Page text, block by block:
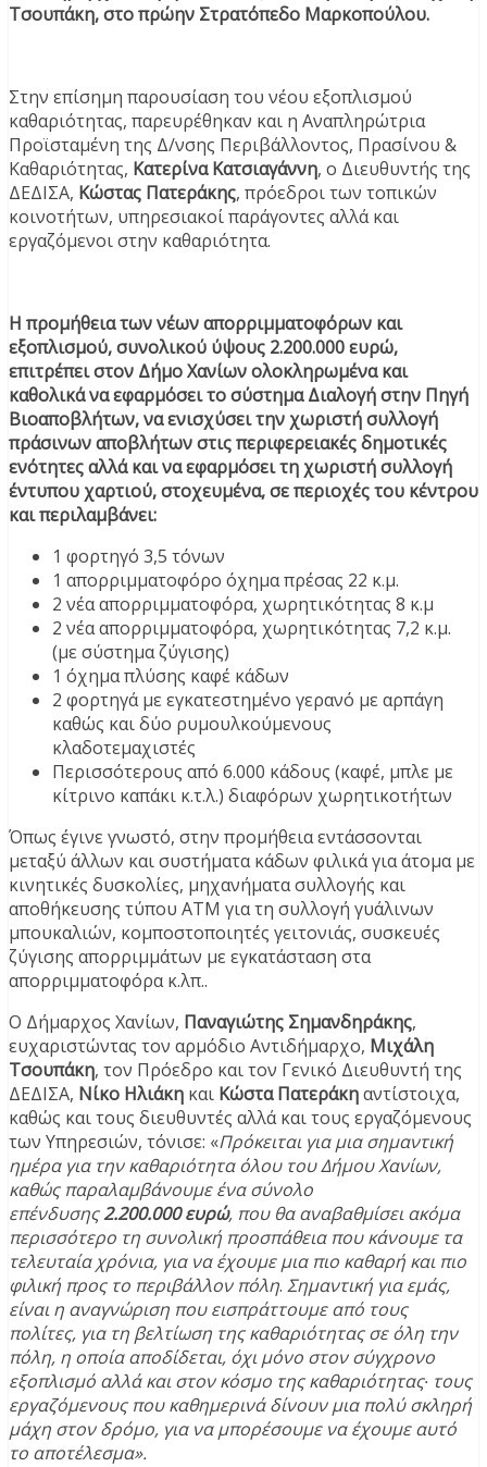
Τσουπάκη, στο πρώην Στρατόπεδο Μαρκοπούλου.
Στην επίσημη παρουσίαση του νέου εξοπλισμού
καθαριότητας, παρευρέθηκαν και η Αναπληρώτρια
Προϊσταμένη της Δ/νσης Περιβάλλοντος, Πρασίνου &
Καθαριότητας, Κατερίνα Κατσιαγάννη, ο Διευθυντής της
ΔΕΔΙΣΑ, Κώστας Πατεράκης, πρόεδροι των τοπικών
κοινοτήτων, υπηρεσιακοί παράγοντες αλλά και
εργαζόμενοι στην καθαριότητα.
Η προμήθεια των νέων απορριμματοφόρων και
εξοπλισμού, συνολικού ύψους 2.200.000 ευρώ,
επιτρέπει στον Δήμο Χανίων ολοκληρωμένα και
καθολικά να εφαρμόσει το σύστημα Διαλογή στην Πηγή
Βιοαποβλήτων, να ενισχύσει την χωριστή συλλογή
πράσινων αποβλήτων στις περιφερειακές δημοτικές
ενότητες αλλά και να εφαρμόσει τη χωριστή συλλογή
έντυπου χαρτιού, στοχευμένα, σε περιοχές του κέντρου
και περιλαμβάνει:
1 φορτηγό 3,5 τόνων
1 απορριμματοφόρο όχημα πρέσας 22 κ.μ.
2 νέα απορριμματοφόρα, χωρητικότητας 8 κ.μ
2 νέα απορριμματοφόρα, χωρητικότητας 7,2 κ.μ.
(με σύστημα ζύγισης)
1 όχημα πλύσης καφέ κάδων
2 φορτηγά με εγκατεστημένο γερανό με αρπάγη
καθώς και δύο ρυμουλκούμενους
κλαδοτεμαχιστές
Περισσότερους από 6.000 κάδους (καφέ, μπλε με
κίτρινο καπάκι κ.τ.λ.) διαφόρων χωρητικοτήτων
Όπως έγινε γνωστό, στην προμήθεια εντάσσονται
μεταξύ άλλων και συστήματα κάδων φιλικά για άτομα με
κινητικές δυσκολίες, μηχανήματα συλλογής και
αποθήκευσης τύπου ΑΤΜ για τη συλλογή γυάλινων
μπουκαλιών, κομποστοποιητές γειτονιάς, συσκευές
ζύγισης απορριμμάτων με εγκατάσταση στα
απορριμματοφόρα κ.λπ..
Ο Δήμαρχος Χανίων, Παναγιώτης Σημανδηράκης,
ευχαριστώντας τον αρμόδιο Αντιδήμαρχο, Μιχάλη
Τσουπάκη, τον Πρόεδρο και τον Γενικό Διευθυντή της
ΔΕΔΙΣΑ, Νίκο Ηλιάκη και Κώστα Πατεράκηαντίστοιχα,
καθώς και τους διευθυντές αλλά και τους εργαζόμενους
των Υπηρεσιών, τόνισε: «Πρόκειται για μια σημαντική
ημέρα για την καθαριότητα όλου του Δήμου Χανίων,
καθώς παραλαμβάνουμε ένα σύνολο
επένδυσης2.200.000 ευρώ, που θα αναβαθμίσει ακόμα
περισσότερο τη συνολική προσπάθεια που κάνουμε τα
τελευταία χρόνια, για να έχουμε μια πιο καθαρή και πιο
φιλική προς το περιβάλλον πόλη. Σημαντική για εμάς,
είναι η αναγνώριση που εισπράττουμε από τους
πολίτες, για τη βελτίωση της καθαριότητας σε όλη την
πόλη, η οποία αποδίδεται, όχι μόνο στον σύγχρονο
εξοπλισμό αλλά και στον κόσμο της καθαριότητας∙ τους
εργαζόμενους που καθημερινά δίνουν μια πολύ σκληρή
μάχη στον δρόμο, για να μπορέσουμε να έχουμε αυτό
το αποτέλεσμα».